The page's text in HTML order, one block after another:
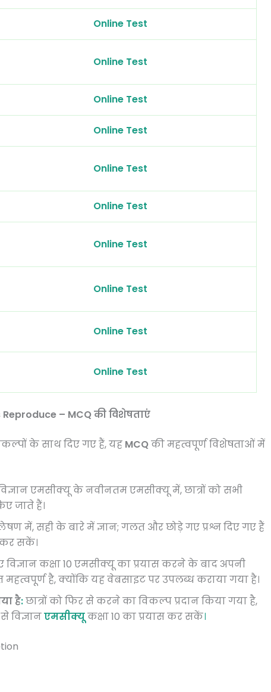
Online Test
Online Test
Online Test
Online Test
Online Test
Online Test
Online Test
Online Test
Online Test
Online Test
– MCQ की विशेषताएं
के साथ दिए गए हैं, यह MCQकी महत्वपूर्ण विशेषताओं में
विज्ञान एमसीक्यू के नवीनतम एमसीक्यू में, छात्रों को सभी
जाते हैं।
में, सही के बारे में ज्ञान; गलत और छोड़े गए प्रश्न दिए गए हैं
कर सकें।
विज्ञान कक्षा 10 एमसीक्यू का प्रयास करने के बाद अपनी
है, क्योंकि यह वेबसाइट पर उपलब्ध कराया गया है।
है:छात्रों को फिर से करने का विकल्प प्रदान किया गया है,
विज्ञानएमसीक्यूकक्षा 10 का प्रयास कर सकें।